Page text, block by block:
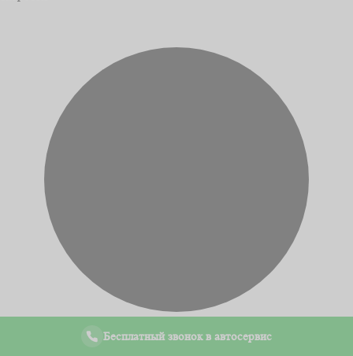
Бесплатный звонок в автосервис